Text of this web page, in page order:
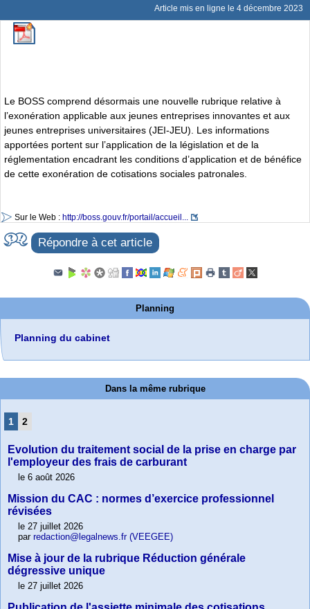
Article mis en ligne le 4 décembre 2023
Le BOSS comprend désormais une nouvelle rubrique relative à
l’exonération applicable aux jeunes entreprises innovantes et aux
jeunes entreprises universitaires (JEI-JEU). Les informations
apportées portent sur l’application de la législation et de la
réglementation encadrant les conditions d’application et de bénéfice
de cette exonération de cotisations sociales patronales.
Sur le Web : http://boss.gouv.fr/portail/accueil...
Répondre à cet article
Planning
Planning du cabinet
Dans la même rubrique
1 2
Evolution du traitement social de la prise en charge par
l'employeur des frais de carburant
le 6 août 2026
Mission du CAC : normes d’exercice professionnel
révisées
le 27 juillet 2026
par redaction@legalnews.fr (VEEGEE)
Mise à jour de la rubrique Réduction générale
dégressive unique
le 27 juillet 2026